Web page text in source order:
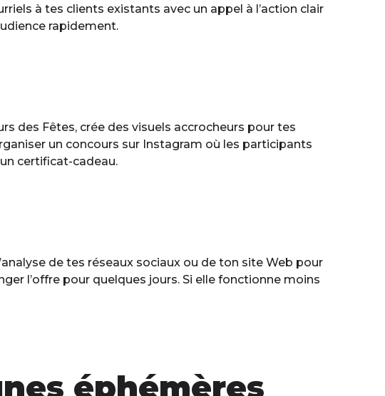
à tes clients existants avec un appel à l’action clair
rapidement.
des Fêtes, crée des visuels accrocheurs pour tes
un concours sur Instagram où les participants
certificat-cadeau.
de tes réseaux sociaux ou de ton site Web pour
l’offre pour quelques jours. Si elle fonctionne moins
éphémères